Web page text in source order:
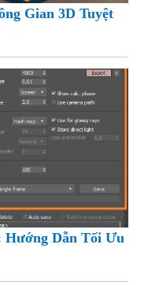
Gian 3D Tuyệt
Hướng Dẫn Tối Ưu